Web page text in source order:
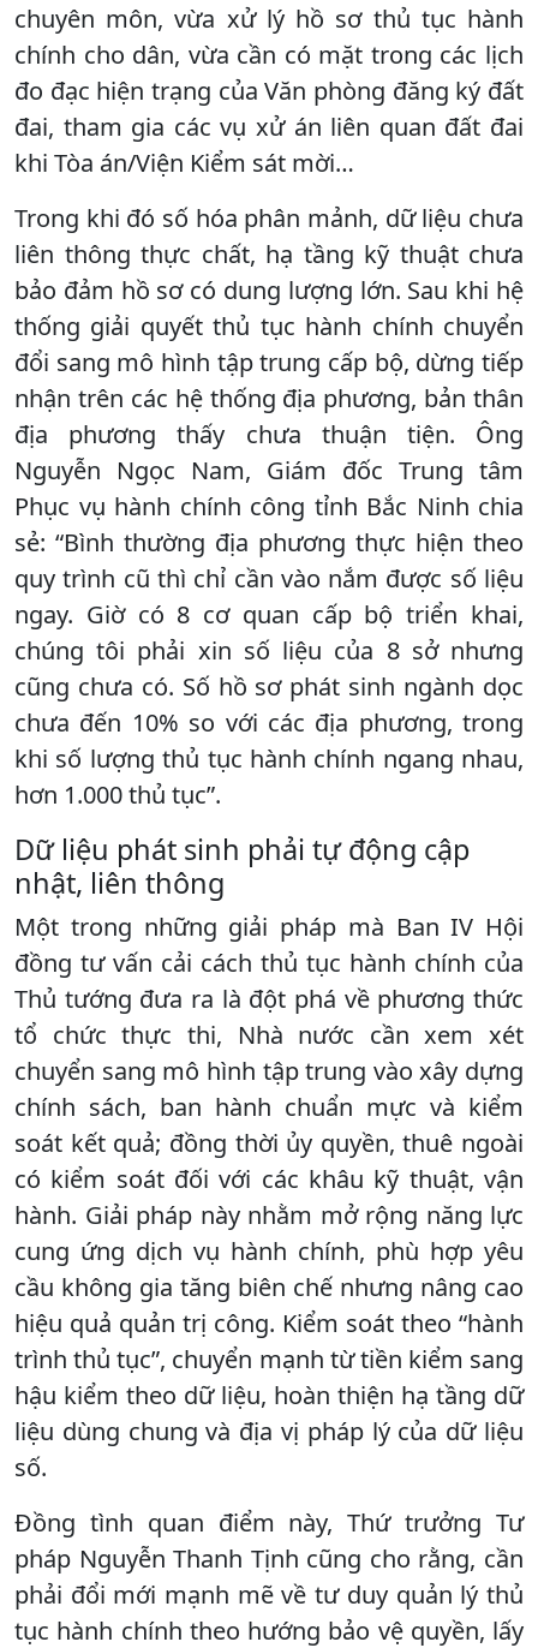
chuyên môn, vừa xử lý hồ sơ thủ tục hành
chính cho dân, vừa cần có mặt trong các lịch
đo đạc hiện trạng của Văn phòng đăng ký đất
đai, tham gia các vụ xử án liên quan đất đai
khi Tòa án/Viện Kiểm sát mời…
Trong khi đó số hóa phân mảnh, dữ liệu chưa
liên thông thực chất, hạ tầng kỹ thuật chưa
bảo đảm hồ sơ có dung lượng lớn. Sau khi hệ
thống giải quyết thủ tục hành chính chuyển
đổi sang mô hình tập trung cấp bộ, dừng tiếp
nhận trên các hệ thống địa phương, bản thân
địa phương thấy chưa thuận tiện. Ông
Nguyễn Ngọc Nam, Giám đốc Trung tâm
Phục vụ hành chính công tỉnh Bắc Ninh chia
sẻ: “Bình thường địa phương thực hiện theo
quy trình cũ thì chỉ cần vào nắm được số liệu
ngay. Giờ có 8 cơ quan cấp bộ triển khai,
chúng tôi phải xin số liệu của 8 sở nhưng
cũng chưa có. Số hồ sơ phát sinh ngành dọc
chưa đến 10% so với các địa phương, trong
khi số lượng thủ tục hành chính ngang nhau,
hơn 1.000 thủ tục”.
Dữ liệu phát sinh phải tự động cập
nhật, liên thông
Một trong những giải pháp mà Ban IV Hội
đồng tư vấn cải cách thủ tục hành chính của
Thủ tướng đưa ra là đột phá về phương thức
tổ chức thực thi, Nhà nước cần xem xét
chuyển sang mô hình tập trung vào xây dựng
chính sách, ban hành chuẩn mực và kiểm
soát kết quả; đồng thời ủy quyền, thuê ngoài
có kiểm soát đối với các khâu kỹ thuật, vận
hành. Giải pháp này nhằm mở rộng năng lực
cung ứng dịch vụ hành chính, phù hợp yêu
cầu không gia tăng biên chế nhưng nâng cao
hiệu quả quản trị công. Kiểm soát theo “hành
trình thủ tục”, chuyển mạnh từ tiền kiểm sang
hậu kiểm theo dữ liệu, hoàn thiện hạ tầng dữ
liệu dùng chung và địa vị pháp lý của dữ liệu
số.
Đồng tình quan điểm này, Thứ trưởng Tư
pháp Nguyễn Thanh Tịnh cũng cho rằng, cần
phải đổi mới mạnh mẽ về tư duy quản lý thủ
tục hành chính theo hướng bảo vệ quyền, lấy